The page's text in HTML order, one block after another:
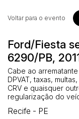
Ford/Fiesta
6290/PB,
Cabe ao
DPVAT, taxas,
CRV e quaisquer
regularização do
Recife - PE
Voltar para o evento